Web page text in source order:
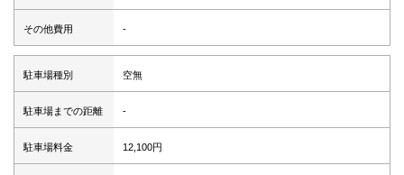
その他費用 -
駐車場種別 空無
駐車場までの距離 -
駐車場料金 12,100円